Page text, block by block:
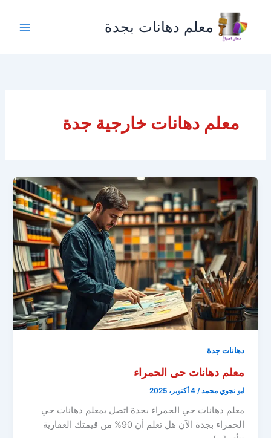
المحتوى
معلم دهانات بجدة
معلم دهانات خارجية جدة
دهانات جدة
معلم دهانات حى الحمراء
ابو نجوي محمد/4 أكتوبر، 2025
معلم دهانات حي الحمراء بجدة اتصل بمعلم دهانات حي
الحمراء بجدة الآن هل تعلم أن 90% من قيمتك العقارية